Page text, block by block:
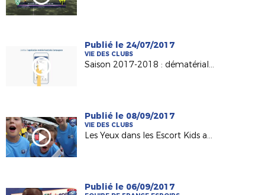
Publié le 24/07/2017
VIE DES CLUBS
Saison 2017-2018 : dématérialisation du support de licence
Publié le 08/09/2017
VIE DES CLUBS
Les Yeux dans les Escort Kids au MMArena du Mans
Publié le 06/09/2017